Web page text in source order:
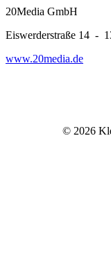
20Media GmbH
Eiswerderstraße 14 -
www.20media.de
© 2026